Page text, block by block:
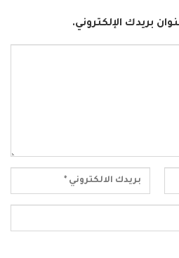
بريدك الإلكتروني.